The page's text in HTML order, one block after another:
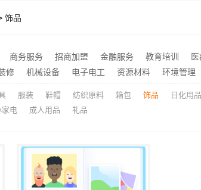
推荐
饰品
商务服务 招商加盟 金融服务 教育培训
修 机械设备 电子电工 资源材料 环境管理
服装 鞋帽 纺织原料 箱包 饰品 日化用品
家电 成人用品 礼品